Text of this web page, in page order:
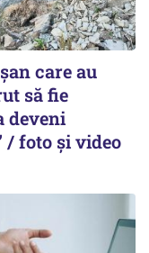
care au
să fie
deveni
/ foto și video